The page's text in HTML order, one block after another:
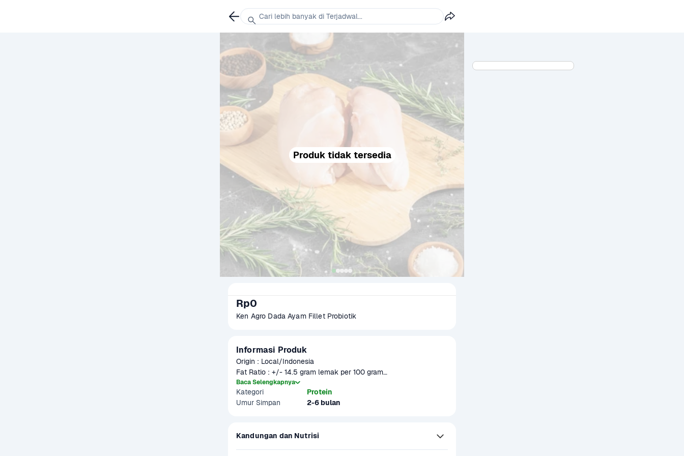
Produk tidak tersedia
Rp0
Ken Agro Dada Ayam Fillet Probiotik
Informasi Produk
Origin : Local/Indonesia
Fat Ratio : +/- 14.5 gram lemak per 100 gram
Gramation : 200 gram, 250 gram, 500 gram, 1 kg
Glazing : 5-10%
Part : Boneless Breast skinless
Packaging : Non Vacuum with PI 0.7mm
Baca Selengkapnya
Kategori
Protein
Umur Simpan
2-6 bulan
Kandungan dan Nutrisi
Cari lebih banyak di Terjadwal...